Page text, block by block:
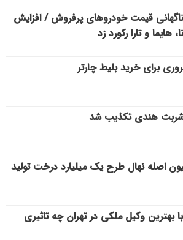
قیمت خودروهای پرفروش / افزایش
هایما و تارا رکورد زد
برای خرید بلیط چارتر
شربت هندی تکذیب شد
اصله نهال طرح یک میلیارد درخت تولید
بهترین وکیل ملکی در تهران چه تاثیری